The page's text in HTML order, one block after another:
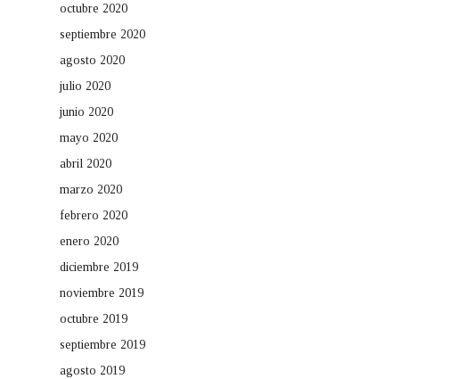
octubre 2020
septiembre 2020
agosto 2020
julio 2020
junio 2020
mayo 2020
abril 2020
marzo 2020
febrero 2020
enero 2020
diciembre 2019
noviembre 2019
octubre 2019
septiembre 2019
agosto 2019